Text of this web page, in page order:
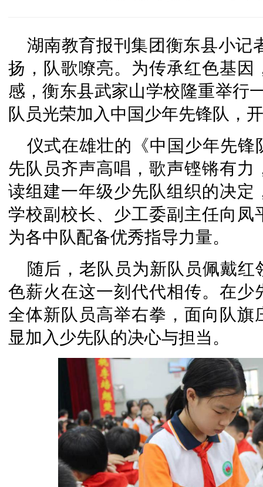
湖南教育报刊集团衡东县小记
扬，队歌嘹亮。为传承红色基
感，衡东县武家山学校隆重举行
队员光荣加入中国少年先锋队，
仪式在雄壮的《中国少年先
先队员齐声高唱，歌声铿锵有
读组建一年级少先队组织的决
学校副校长、少工委副主任向
为各中队配备优秀指导力量。
随后，老队员为新队员佩戴
色薪火在这一刻代代相传。在
全体新队员高举右拳，面向队
显加入少先队的决心与担当。